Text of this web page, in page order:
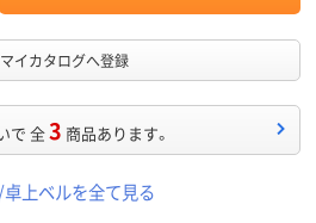
マイカタログへ登録
で 全3 商品あります。
上ベルを全て見る